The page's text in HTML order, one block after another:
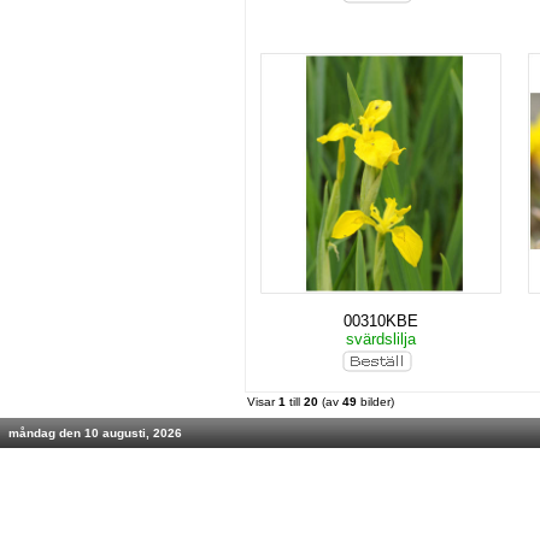
00310KBE
svärdslilja
Visar1 till 20 (av 49 bilder)
måndag den 10 augusti, 2026